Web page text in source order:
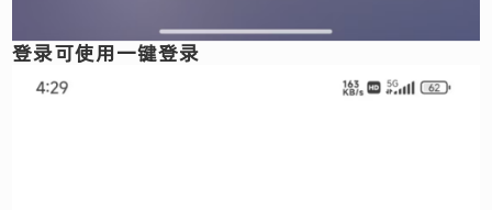
登录可使用一键登录